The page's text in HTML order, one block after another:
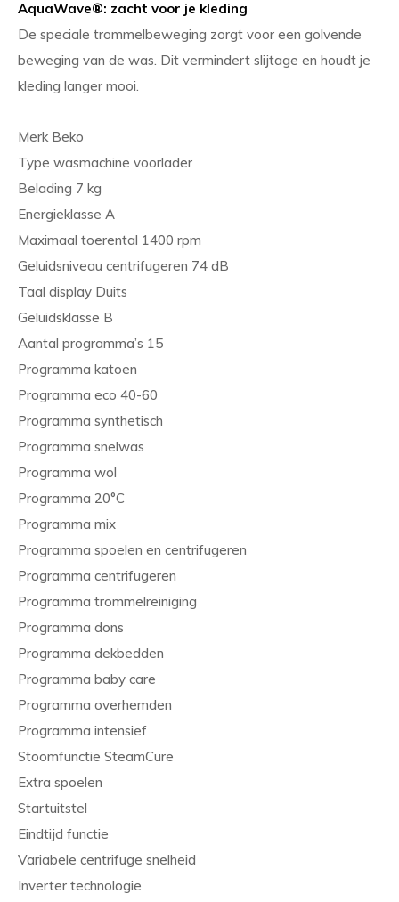
AquaWave®: zacht voor je kleding
De speciale trommelbeweging zorgt voor een golvende
beweging van de was. Dit vermindert slijtage en houdt je
kleding langer mooi.
Merk Beko
Type wasmachine voorlader
Belading 7 kg
Energieklasse A
Maximaal toerental 1400 rpm
Geluidsniveau centrifugeren 74 dB
Taal display Duits
Geluidsklasse B
Aantal programma’s 15
Programma katoen
Programma eco 40-60
Programma synthetisch
Programma snelwas
Programma wol
Programma 20°C
Programma mix
Programma spoelen en centrifugeren
Programma centrifugeren
Programma trommelreiniging
Programma dons
Programma dekbedden
Programma baby care
Programma overhemden
Programma intensief
Stoomfunctie SteamCure
Extra spoelen
Startuitstel
Eindtijd functie
Variabele centrifuge snelheid
Inverter technologie